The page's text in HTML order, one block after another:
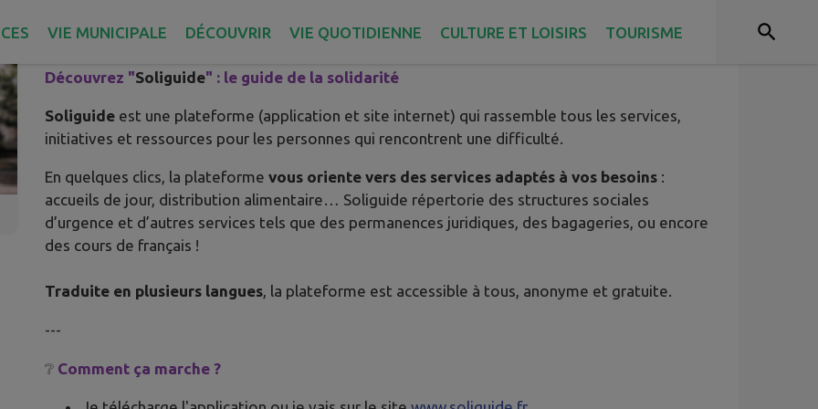
VIE MUNICIPALE DÉCOUVRIR VIE QUOTIDIENNE CULTURE ET LOISIRS TOURISME
Publié le mercredi 18 juin 2025 - Leff Armor Communauté
Découvrez "Soliguide" : le guide de la solidarité
Soliguide est une plateforme (application et site internet) qui rassemble tous les services,
initiatives et ressources pour les personnes qui rencontrent une difficulté.
En quelques clics, la plateforme vous oriente vers des services adaptés à vos besoins :
accueils de jour, distribution alimentaire… Soliguide répertorie des structures sociales
d’urgence et d’autres services tels que des permanences juridiques, des bagageries, ou encore
des cours de français !
Traduite en plusieurs langues, la plateforme est accessible à tous, anonyme et gratuite.
---
❔ Comment ça marche ?